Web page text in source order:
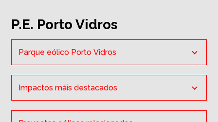
P.E. Porto Vidros
Parque eólico Porto Vidros
Comarcas: Tabeirós-Terra de Montes e
Pontevedra.
Concellos: Cerdedo-Cotobade e Campo
Lameiro.
Impactos máis destacados
O polígono eólico "Porto Vidros", promovido por